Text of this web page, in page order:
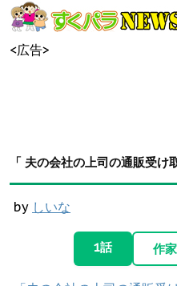
<広告>
「 夫の会社の上司の通販受
by しいな
1話 作